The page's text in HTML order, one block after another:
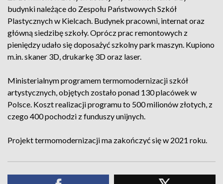
budynki należące do Zespołu Państwowych Szkół
Plastycznych w Kielcach. Budynek pracowni, internat oraz
główną siedzibę szkoły. Oprócz prac remontowych z
pieniędzy udało się doposażyć szkolny park maszyn. Kupiono
m.in. skaner 3D, drukarkę 3D oraz laser.
Ministerialnym programem termomodernizacji szkół
artystycznych, objętych zostało ponad 130 placówek w
Polsce. Koszt realizacji programu to 500 milionów złotych, z
czego 400 pochodzi z funduszy unijnych.
Projekt termomodernizacji ma zakończyć się w 2021 roku.